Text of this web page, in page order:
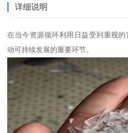
详细说明
在当今资源循环利用日益受到重视
动可持续发展的重要环节。